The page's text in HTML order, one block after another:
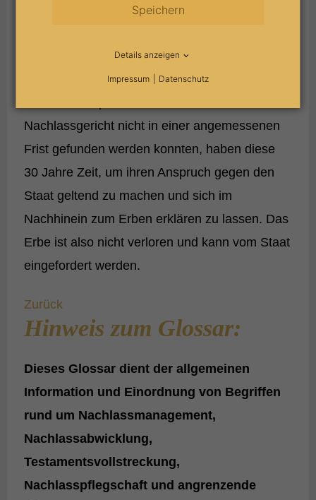
etwaige Schulden des Erblassers mit dem
Nachlassgericht nicht in einer angemessenen
Frist gefunden werden konnten, haben diese
30 Jahre Zeit, um ihren Anspruch gegen den
Staat geltend zu machen und sich im
Nachhinein zum Erben erklären zu lassen. Das
Erbe ist also nicht verloren und kann vom Staat
eingefordert werden.
Zurück
Hinweis zum Glossar:
Dieses Glossar dient der allgemeinen
Information und Einordnung von Begriffen
rund um Nachlassmanagement,
Nachlassabwicklung,
Testamentsvollstreckung,
Nachlasspflegschaft und angrenzende
Speichern
Details anzeigen
Impressum Datenschutz